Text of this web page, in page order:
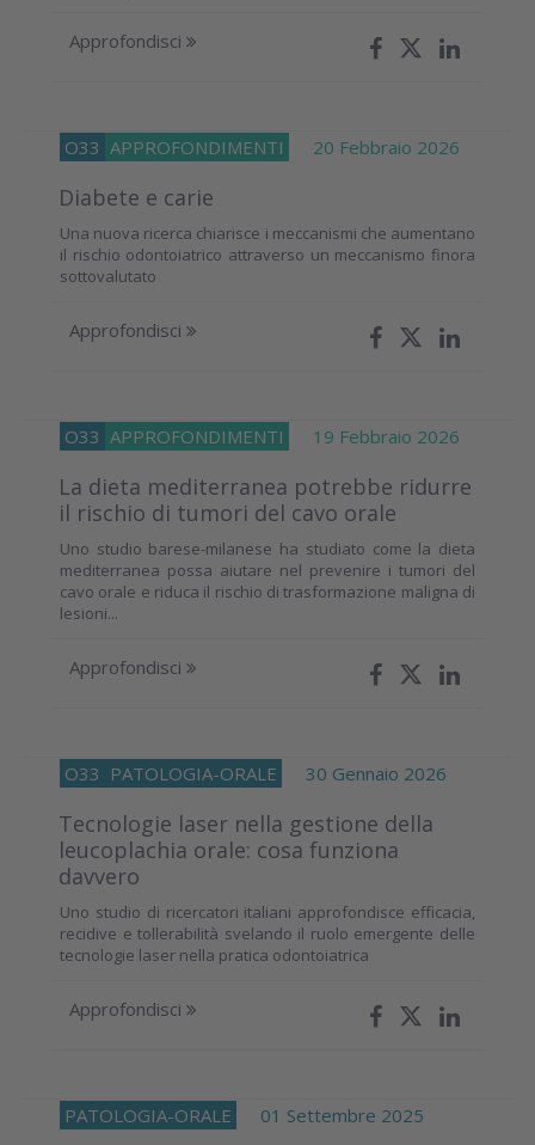
Approfondisci
O33 APPROFONDIMENTI 20 Febbraio 2026
Diabete e carie
Una nuova ricerca chiarisce i meccanismi che aumentano
il rischio odontoiatrico attraverso un meccanismo finora
sottovalutato
Approfondisci
O33 APPROFONDIMENTI 19 Febbraio 2026
La dieta mediterranea potrebbe ridurre
il rischio di tumori del cavo orale
Uno studio barese-milanese ha studiato come la dieta
mediterranea possa aiutare nel prevenire i tumori del
cavo orale e riduca il rischio di trasformazione maligna di
lesioni...
Approfondisci
O33 PATOLOGIA-ORALE 30 Gennaio 2026
Tecnologie laser nella gestione della
leucoplachia orale: cosa funziona
davvero
Uno studio di ricercatori italiani approfondisce efficacia,
recidive e tollerabilità svelando il ruolo emergente delle
tecnologie laser nella pratica odontoiatrica
Approfondisci
PATOLOGIA-ORALE 01 Settembre 2025